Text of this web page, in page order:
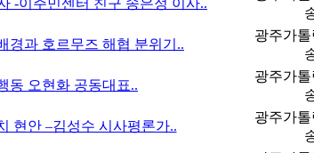
-이주민센터 친구 송은정 이사..
경과 호르무즈 해협 분위기..
광주가
동 오현화 공동대표..
광주가
현안 –김성수 시사평론가..
광주가